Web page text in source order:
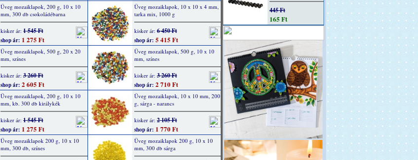
Üveg mozaiklapok, 200 g, 10 x 10
mm, 300 db csokoládébarna
kisker ár: 1 545 Ft
shop ár: 1 275 Ft
Üveg mozaiklapok, 10 x 10 x 4 mm,
tarka mix, 1000 g
kisker ár: 6 450 Ft
shop ár: 5 415 Ft
Üveg mozaiklapok, 500 g, 20 x 20
mm, színes
kisker ár: 3 260 Ft
shop ár: 2 605 Ft
Üveg mozaiklapok, 500 g, 10 x 10
mm, színes
kisker ár: 3 260 Ft
shop ár: 2 710 Ft
Üveg mozaiklapok, 200 g, 10 x 10
mm, kb. 300 db királykék
kisker ár: 1 545 Ft
shop ár: 1 275 Ft
Üveg mozaiklapok, 10 x 10 mm, 200
g, sárga - narancs
kisker ár: 2 105 Ft
shop ár: 1 770 Ft
Üveg mozaiklapok 200 g, 10 x 10
mm, 300 db, színes
Üveg mozaiklapok 200 g, 10 x 10
mm, 300 db sárga
445 Ft
165 Ft